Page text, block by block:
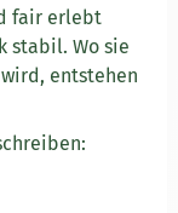
fair erlebt
stabil. Wo sie
entstehen